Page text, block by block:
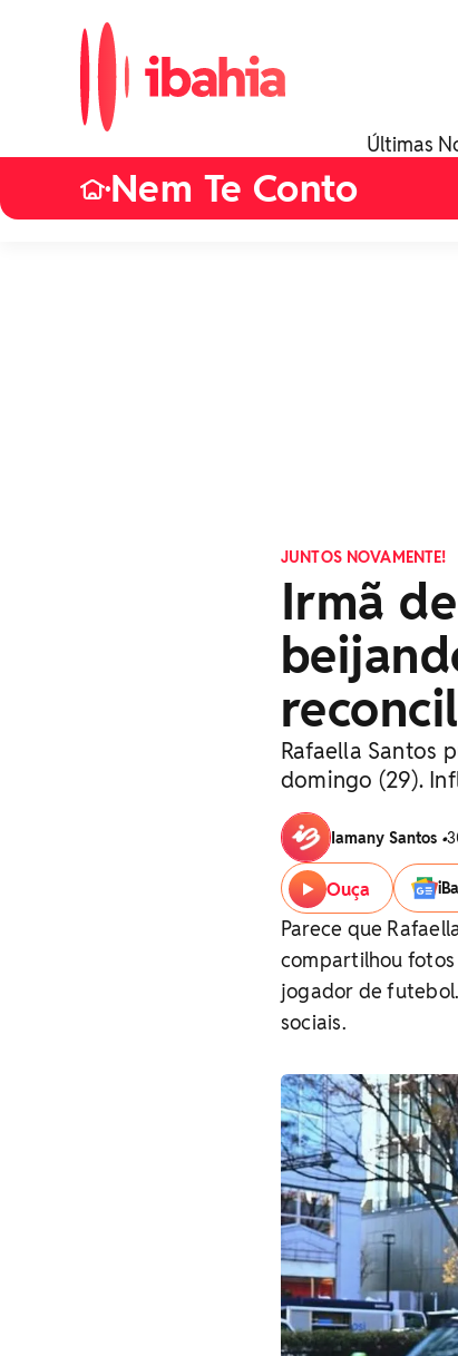
Últimas
•Nem Te Conto
JUNTOS NOVAMENTE!
Irmã
Rafaella Santos
domingo (29).
Iamany Santos •
Ouça
Parece que
compartilhou
jogador de
sociais.